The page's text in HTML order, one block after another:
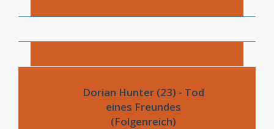
Dorian Hunter (23) - Tod
eines Freundes
(Folgenreich)